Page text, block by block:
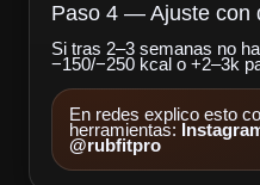
Paso 4 — Ajuste con
Si tras 2–3 semanas no
−150/−250 kcal o +2–3k
En redes explico esto
herramientas:
@rubfitpro